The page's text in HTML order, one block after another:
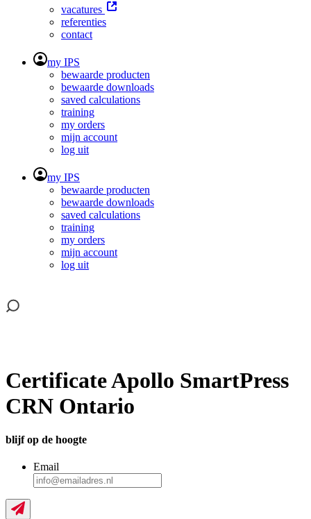
vacatures
referenties
contact
my IPS
bewaarde producten
bewaarde downloads
saved calculations
training
my orders
mijn account
log uit
my IPS
bewaarde producten
bewaarde downloads
saved calculations
training
my orders
mijn account
log uit
Certificate Apollo SmartPress
CRN Ontario
blijf op de hoogte
Email